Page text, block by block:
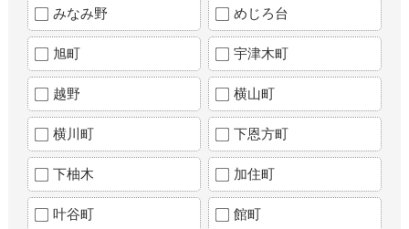
みなみ野 めじろ台
旭町 宇津木町
越野 横山町
横川町 下恩方町
下柚木 加住町
叶谷町 館町